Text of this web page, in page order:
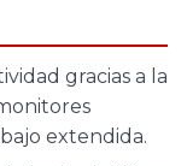
gracias a la
extendida.